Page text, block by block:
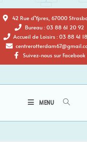
42 Rue d'Ypres, 67000
Bureau : 03 88 61 20 92
Accueil de Loisirs : 03 88 41
Suivez-nous sur Facebook
MENU